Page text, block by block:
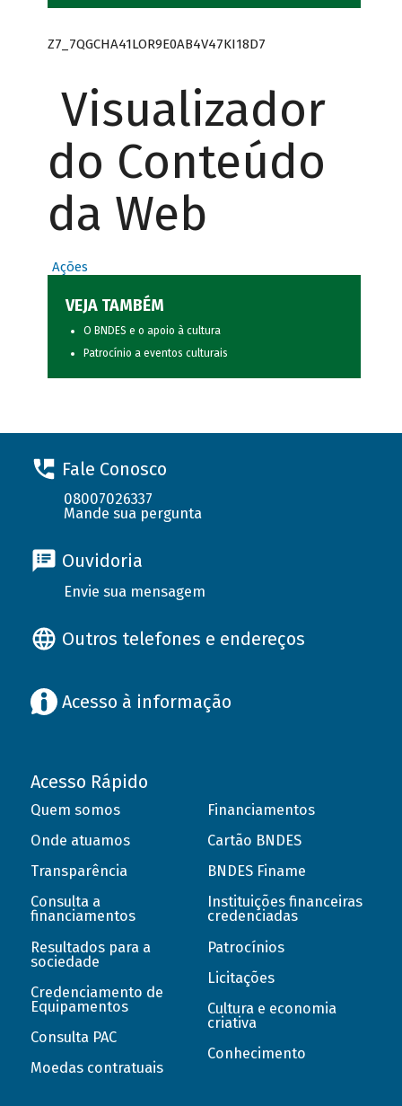
Z7_7QGCHA41LOR9E0AB4V47KI18D7
Visualizador
do Conteúdo
da Web
Ações
VEJA TAMBÉM
O BNDES e o apoio à cultura
Patrocínio a eventos culturais
Fale Conosco
08007026337
Mande sua pergunta
Ouvidoria
Envie sua mensagem
Outros telefones e endereços
Acesso à informação
Acesso Rápido
Quem somos
Onde atuamos
Transparência
Consulta a
financiamentos
Resultados para a
sociedade
Credenciamento de
Equipamentos
Consulta PAC
Moedas contratuais
Financiamentos
Cartão BNDES
BNDES Finame
Instituições financeiras
credenciadas
Patrocínios
Licitações
Cultura e economia
criativa
Conhecimento